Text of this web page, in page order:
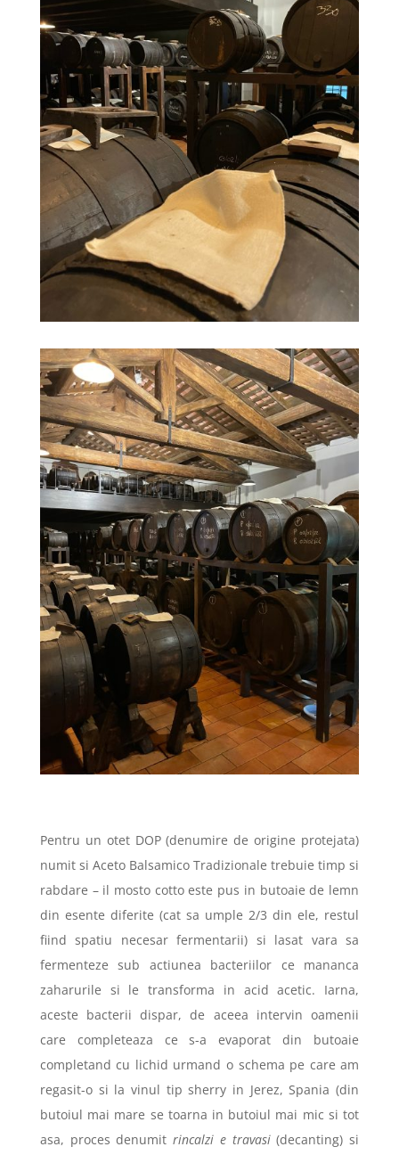
Pentru un otet DOP (denumire de origine protejata)
numit si Aceto Balsamico Tradizionale trebuie timp si
rabdare – il mosto cotto este pus in butoaie de lemn
din esente diferite (cat sa umple 2/3 din ele, restul
fiind spatiu necesar fermentarii) si lasat vara sa
fermenteze sub actiunea bacteriilor ce mananca
zaharurile si le transforma in acid acetic. Iarna,
aceste bacterii dispar, de aceea intervin oamenii
care completeaza ce s-a evaporat din butoaie
completand cu lichid urmand o schema pe care am
regasit-o si la vinul tip sherry in Jerez, Spania (din
butoiul mai mare se toarna in butoiul mai mic si tot
asa, proces denumitrincalzi e travasi(decanting) si